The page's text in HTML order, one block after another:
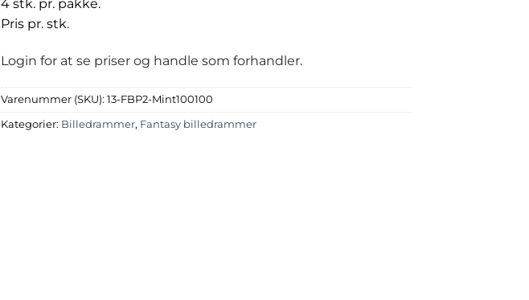
4 stk. pr. pakke.
Pris pr. stk.
Login for at se priser og handle som forhandler.
Varenummer (SKU): 13-FBP2-Mint100100
Kategorier: Billedrammer, Fantasy billedrammer